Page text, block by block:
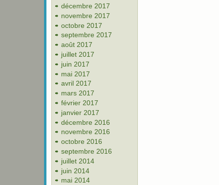
décembre 2017
novembre 2017
octobre 2017
septembre 2017
août 2017
juillet 2017
juin 2017
mai 2017
avril 2017
mars 2017
février 2017
janvier 2017
décembre 2016
novembre 2016
octobre 2016
septembre 2016
juillet 2014
juin 2014
mai 2014